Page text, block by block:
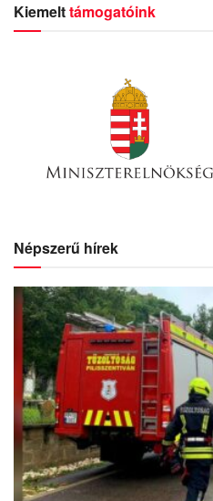
Kiemelttámogatóink
Népszerű hírek